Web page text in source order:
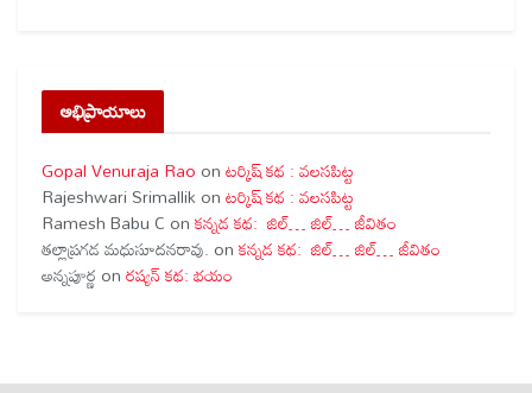
అభిప్రాయాలు
Gopal Venuraja Rao onటర్కిష్ కథ : వలసపిట్ట
Rajeshwari Srimallik onటర్కిష్ కథ : వలసపిట్ట
Ramesh Babu C onకన్నడ కథ: జిల్… జిల్… జీవితం
తల్లాప్రగడ మధుసూదనరావు. onకన్నడ కథ: జిల్… జిల్… జీవితం
అన్నపూర్ణ onరష్యన్ కథ: భయం